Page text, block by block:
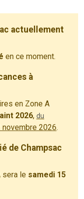
actuellement
en ce moment.
à
en Zone A
2026, du
novembre 2026.
de Champsac
sera le samedi 15